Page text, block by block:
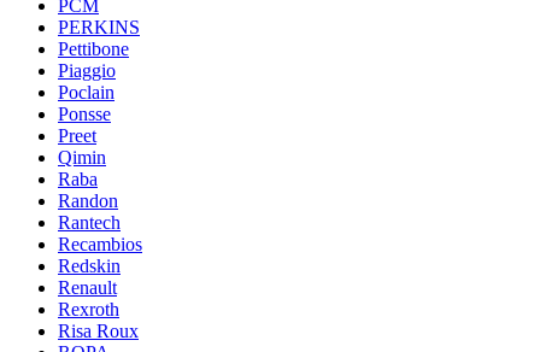
PCM
PERKINS
Pettibone
Piaggio
Poclain
Ponsse
Preet
Qimin
Raba
Randon
Rantech
Recambios
Redskin
Renault
Rexroth
Risa Roux